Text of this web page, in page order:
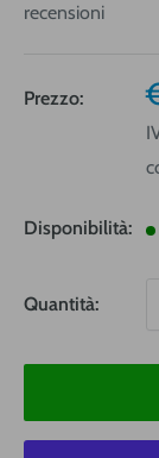
recensioni
Prezzo:
Disponibilità:
Quantità: